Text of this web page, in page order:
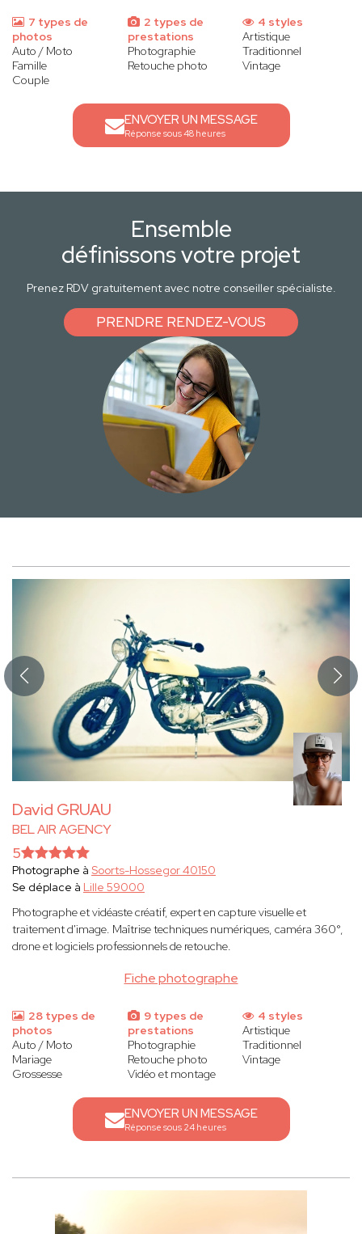
7 types de
photos
Auto / Moto
Famille
Couple
2 types de
prestations
Photographie
Retouche photo
4 styles
Artistique
Traditionnel
Vintage
ENVOYER UN MESSAGE
Réponse sous 48 heures
Ensemble
définissons votre projet
Prenez RDV gratuitement avec notre conseiller spécialiste.
PRENDRE RENDEZ-VOUS
David GRUAU
BEL AIR AGENCY
Fiche photographe
5
Photographe à Soorts-Hossegor 40150
Se déplace à Lille 59000
Photographe et vidéaste créatif, expert en capture visuelle et
traitement d'image. Maîtrise techniques numériques, caméra 360°,
drone et logiciels professionnels de retouche.
28 types de
photos
Auto / Moto
Mariage
Grossesse
9 types de
prestations
Photographie
Retouche photo
Vidéo et montage
4 styles
Artistique
Traditionnel
Vintage
ENVOYER UN MESSAGE
Réponse sous 24 heures